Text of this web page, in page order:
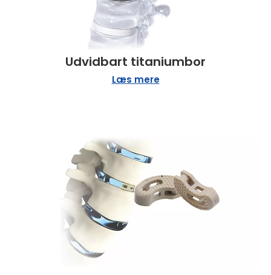
Udvidbart titaniumbor
Læs mere